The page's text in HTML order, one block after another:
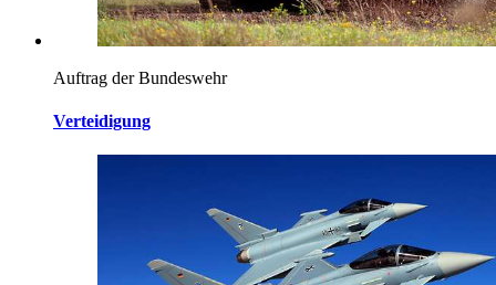
Auftrag der Bundeswehr
Verteidigung